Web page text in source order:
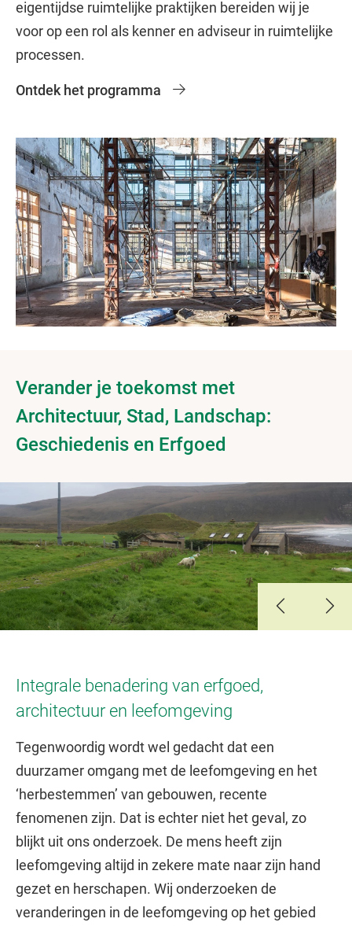
eigentijdse ruimtelijke praktijken bereiden wij je
voor op een rol als kenner en adviseur in ruimtelijke
processen.
Ontdek het programma
Verander je toekomst met
Architectuur, Stad, Landschap:
Geschiedenis en Erfgoed
Integrale benadering van erfgoed,
architectuur en leefomgeving
Tegenwoordig wordt wel gedacht dat een
duurzamer omgang met de leefomgeving en het
‘herbestemmen’ van gebouwen, recente
fenomenen zijn. Dat is echter niet het geval, zo
blijkt uit ons onderzoek. De mens heeft zijn
leefomgeving altijd in zekere mate naar zijn hand
gezet en herschapen. Wij onderzoeken de
veranderingen in de leefomgeving op het gebied